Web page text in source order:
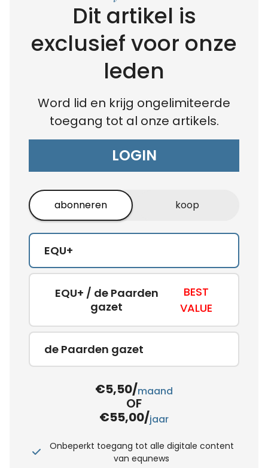
Dit artikel is
exclusief voor onze
leden
Word lid en krijg ongelimiteerde
toegang tot al onze artikels.
LOGIN
abonneren koop
EQU+
EQU+ / de Paarden
gazet
BEST
VALUE
de Paarden gazet
€5,50/maand
OF
€55,00/jaar
Onbeperkt toegang tot alle digitale content
van equnews